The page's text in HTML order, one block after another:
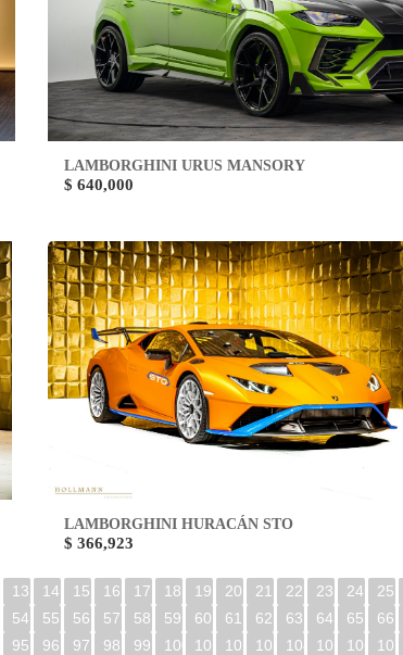
LAMBORGHINI URUS MANSORY
$ 640,000
LAMBORGHINI HURACÁN STO
$ 366,923
13 14 15 16 17 18 19 20 21 22 23 24 25
54 55 56 57 58 59 60 61 62 63 64 65 66
95 96 97 98 99 100 101 102 103 104 105 106 107